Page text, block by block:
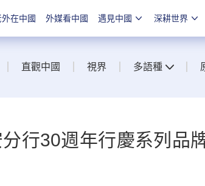
外在中國 外媒看中國 遇見中國 深耕世界
直觀中國 視界 多語種
行30週年行慶系列品